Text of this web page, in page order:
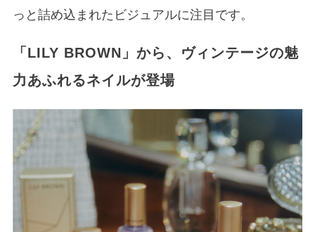
っと詰め込まれたビジュアルに注目です。
「LILY BROWN」から、ヴィンテージの魅
力あふれるネイルが登場